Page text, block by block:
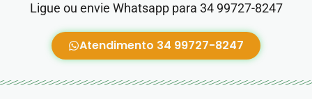
Ligue ou envie Whatsapp para 34 99727-8247
Atendimento 34 99727-8247